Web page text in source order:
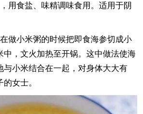
用食盐、味精调味食用。适用于阴
做小米粥的时候把即食海参切成小
中，文火加热至开锅。这中做法使海
与小米结合在一起，对身体大大有
女士。